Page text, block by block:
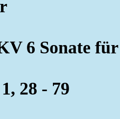
6 Sonate
28 - 79